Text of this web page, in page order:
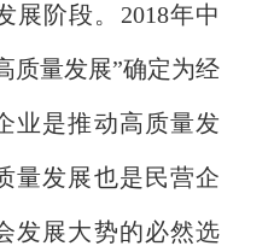
展阶段。2018年中
质量发展”确定为经
业是推动高质量发
量发展也是民营企
发展大势的必然选